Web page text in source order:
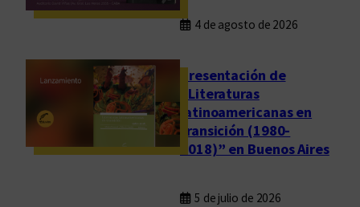
4 de agosto de 2026
Presentación de
“Literaturas
latinoamericanas en
transición (1980-
2018)” en Buenos Aires
5 de julio de 2026